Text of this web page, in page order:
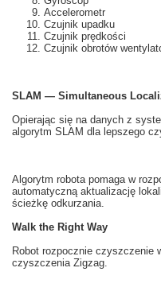
Accelerometr
Czujnik upadku
Czujnik prędkości
Czujnik obrotów
SLAM — Simultaneous
Opierając się na danych z
algorytm SLAM dla lepszego
Algorytm robota pomaga w
automatycznąaktualizację
ścieżkę odkurzania.
Walk the Right Way
Robot rozpocznie czyszczenie
czyszczenia Zigzag.